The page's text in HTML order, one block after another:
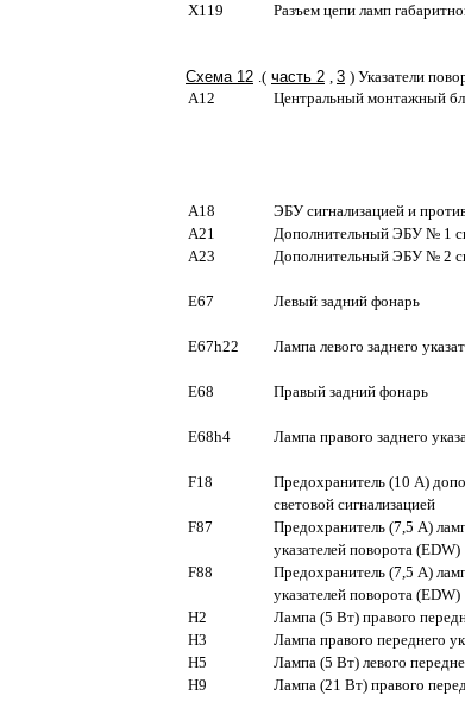
X119
Разъем цепи ламп
Схема 12 .( часть 2 , 3 ) Указатели
A12
Центральный монтажный
A18
ЭБУ сигнализацией и
A21
Дополнительный ЭБУ № 1
A23
Дополнительный ЭБУ № 2
E67
Левый задний фонарь
E67h22
Лампа левого заднего
E68
Правый задний фонарь
E68h4
Лампа правого заднего
F18
Предохранитель (10 А)
световой сигнализацией
F87
Предохранитель (7,5 А)
указателей поворота (EDW)
F88
Предохранитель (7,5 А)
указателей поворота (EDW)
H2
Лампа (5 Вт) правого
H3
Лампа правого переднего
H5
Лампа (5 Вт) левого
H9
Лампа (21 Вт) правого